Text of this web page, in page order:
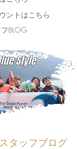
ントはこちら
BLOG
タッフブログ